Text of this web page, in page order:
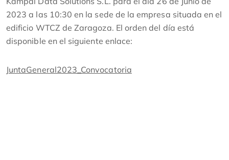
2023 a las 10:30 en la sede de la empresa situada en el
edificio WTCZ de Zaragoza. El orden del día está
disponible en el siguiente enlace:
JuntaGeneral2023_Convocatoria